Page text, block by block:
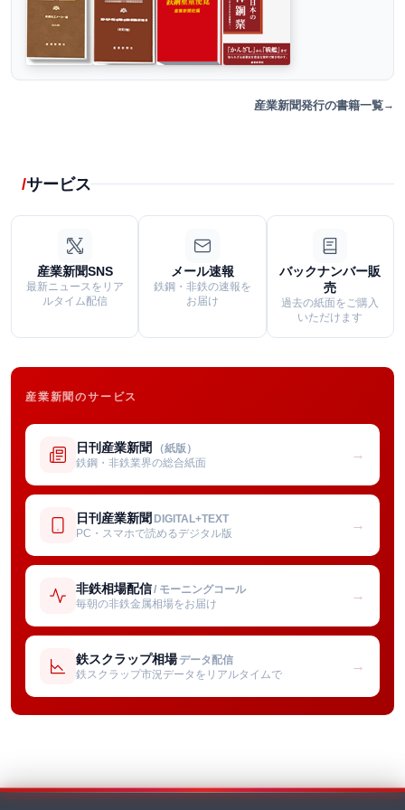
産業新聞発行の書籍一覧
サービス
産業新聞SNS
最新ニュースをリア
ルタイム配信
メール速報
鉄鋼・非鉄の速報を
お届け
バックナンバー販
売
過去の紙面をご購入
いただけます
産業新聞のサービス
日刊産業新聞 （紙版）
鉄鋼・非鉄業界の総合紙面
→
日刊産業新聞 DIGITAL+TEXT
PC・スマホで読めるデジタル版
→
非鉄相場配信/ モーニングコール
毎朝の非鉄金属相場をお届け
→
鉄スクラップ相場 データ配信
鉄スクラップ市況データをリアルタイムで
→